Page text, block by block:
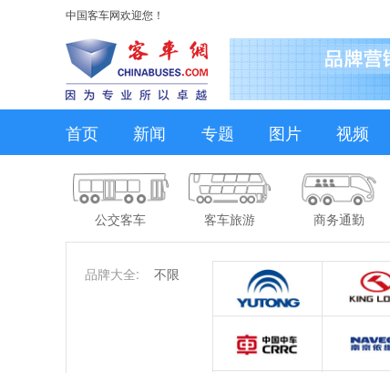
中国客车网欢迎您！
首页 新闻 专题 图片 视频
公交客车 客车旅游 商务通勤
品牌大全: 不限